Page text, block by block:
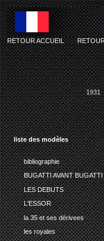
liste des modèles
bibliographie
BUGATTI AVANT BUGATTI
LES DEBUTS
L'ESSOR
la 35 et ses dérivees
les royales
RETOUR ACCUEIL-
1931